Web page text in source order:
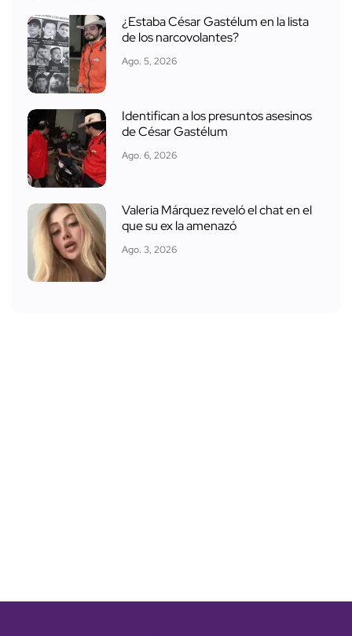
¿Estaba César Gastélum en la lista
de los narcovolantes?
Ago. 5, 2026
Identifican a los presuntos asesinos
de César Gastélum
Ago. 6, 2026
Valeria Márquez reveló el chat en el
que su ex la amenazó
Ago. 3, 2026